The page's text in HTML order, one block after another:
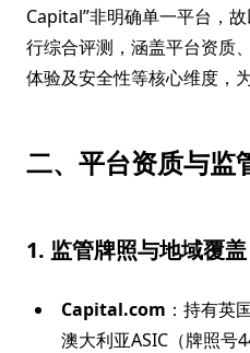
Capital”非明确单一平台，
行综合评测，涵盖平台资质
体验及安全性等核心维度，
二、平台资质与监
1. 监管牌照与地域覆盖
Capital.com ：持有英
澳大利亚ASIC（牌照号